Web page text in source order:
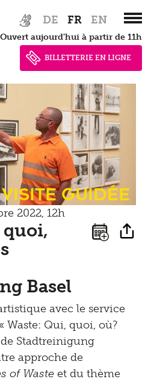
DE FR EN
Ouvert aujourd'hui à partir de 11h
BILLETTERIE EN LIGNE
Visite guidée
2022, 12h
quoi,
Basel
avec le service
Waste: Qui, quoi, où?
Stadtreinigung
approche de
of Waste et du thème